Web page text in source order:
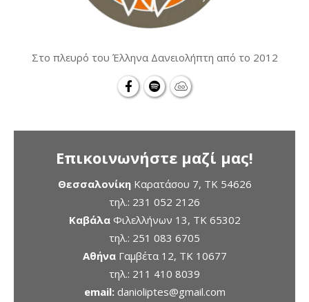
Στο πλευρό του Έλληνα Δανειολήπτη από το 2012
Επικοινωνήστε μαζί μας!
ΘεσσαλονίκηΚαρατάσου 7, TK 54626
τηλ.: 231 052 2126
ΚαβάλαΦιλελλήνων 13, ΤΚ 65302
τηλ.: 251 083 6705
ΑθήναΓαμβέτα 12, ΤΚ 10677
τηλ.: 211 410 8039
email: danioliptes@gmail.com